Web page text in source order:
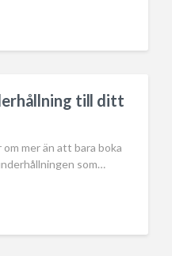
till ditt
mer än att bara boka
som…